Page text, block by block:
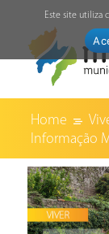
Home
Informação
Este site utiliza